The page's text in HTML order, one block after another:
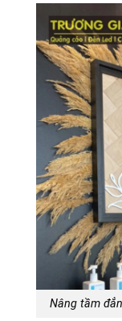
Nâng tầm